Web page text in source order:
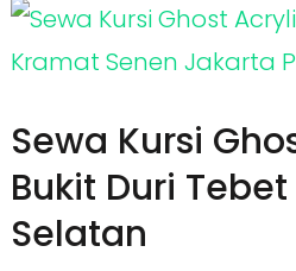
Sewa Kursi
Bukit Duri
Selatan